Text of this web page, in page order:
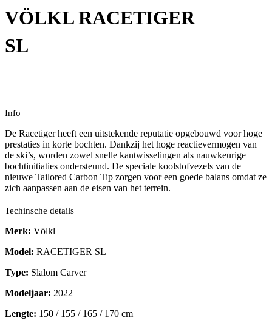
VÖLKL RACETIGER
SL
Info
De Racetiger heeft een uitstekende reputatie opgebouwd voor hoge
prestaties in korte bochten. Dankzij het hoge reactievermogen van
de ski’s, worden zowel snelle kantwisselingen als nauwkeurige
bochtinitiaties ondersteund. De speciale koolstofvezels van de
nieuwe Tailored Carbon Tip zorgen voor een goede balans omdat ze
zich aanpassen aan de eisen van het terrein.
Techinsche details
Merk: Völkl
Model: RACETIGER SL
Type: Slalom Carver
Modeljaar: 2022
Lengte: 150 / 155 / 165 / 170 cm